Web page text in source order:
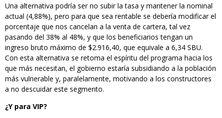
Una alternativa podría ser no subir la tasa y mantener la nominal
actual (4,88%), pero para que sea rentable se debería modificar el
porcentaje que nos cancelan a la venta de cartera, tal vez
pasando del 38% al 48%, y que los beneficiarios tengan un
ingreso bruto máximo de $2.916,40, que equivale a 6,34 SBU.
Con esta alternativa se retoma el espíritu del programa hacia los
que más necesitan, el gobierno estaría subsidiando a la población
más vulnerable y, paralelamente, motivando a los constructores
a no descuidar este segmento.
¿Y para VIP?